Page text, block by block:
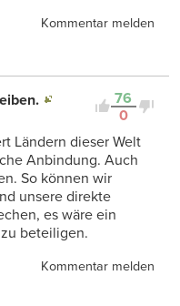
Kommentar melden
76
0
Ländern dieser Welt
Anbindung. Auch
So können wir
unsere direkte
es wäre ein
beteiligen.
Kommentar melden